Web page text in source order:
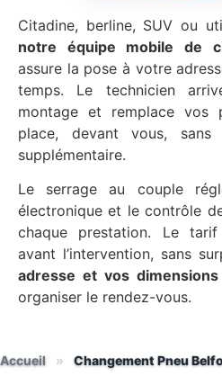
Citadine, berline, SUV ou
notre équipe mobile de
assure la pose à votre
temps. Le technicien
montage et remplace vos
place, devant vous, sans
supplémentaire.
Le serrage au couple
électronique et le contrôle
chaque prestation. Le
avant l’intervention, sans
adresse et vos
organiser le rendez-vous.
Accueil » Changement Pneu